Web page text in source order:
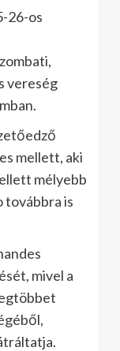
26-os
vereség
mellett, aki
mélyebb
továbbra is
mivel a